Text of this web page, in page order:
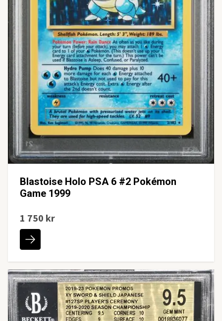
Blastoise Holo PSA 6 #2 Pokémon
Game 1999
1 750 kr